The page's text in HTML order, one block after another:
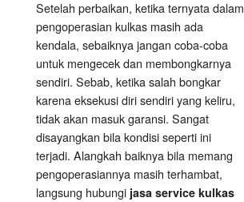
Setelah perbaikan, ketika ternyata dalam
pengoperasian kulkas masih ada
kendala, sebaiknya jangan coba-coba
untuk mengecek dan membongkarnya
sendiri. Sebab, ketika salah bongkar
karena eksekusi diri sendiri yang keliru,
tidak akan masuk garansi. Sangat
disayangkan bila kondisi seperti ini
terjadi. Alangkah baiknya bila memang
pengoperasiannya masih terhambat,
langsung hubungi jasa service kulkas